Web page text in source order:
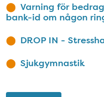
Varning för
bank-id om någon
DROP IN -
Sjukgymnastik